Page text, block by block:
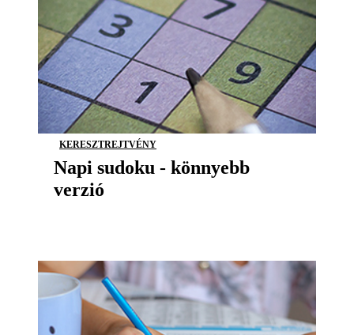
KERESZTREJTVÉNY
Napi sudoku - könnyebb
verzió